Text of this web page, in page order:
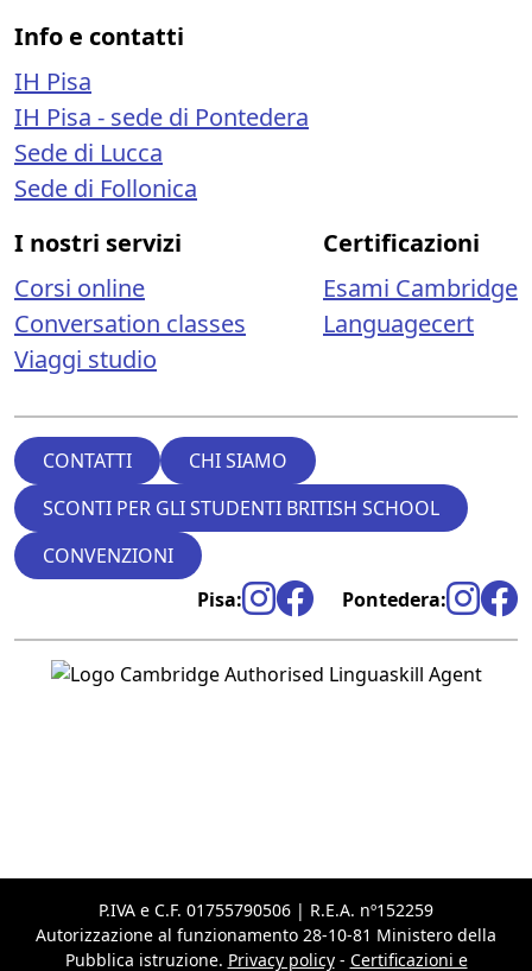
Info e contatti
IH Pisa
IH Pisa - sede di Pontedera
Sede di Lucca
Sede di Follonica
I nostri servizi
Corsi online
Conversation classes
Viaggi studio
Certificazioni
Esami Cambridge
Languagecert
CONTATTI
CHI SIAMO
SCONTI PER GLI STUDENTI BRITISH SCHOOL
CONVENZIONI
Pisa:
Pontedera:
P.IVA e C.F. 01755790506 | R.E.A. nº152259
Autorizzazione al funzionamento 28-10-81 Ministero della
Pubblica istruzione. Privacy policy- Certificazioni e